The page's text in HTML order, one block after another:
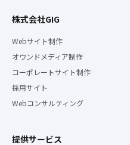
株式会社GIG
Webサイト制作
オウンドメディア制作
コーポレートサイト制作
採用サイト
Webコンサルティング
提供サービス